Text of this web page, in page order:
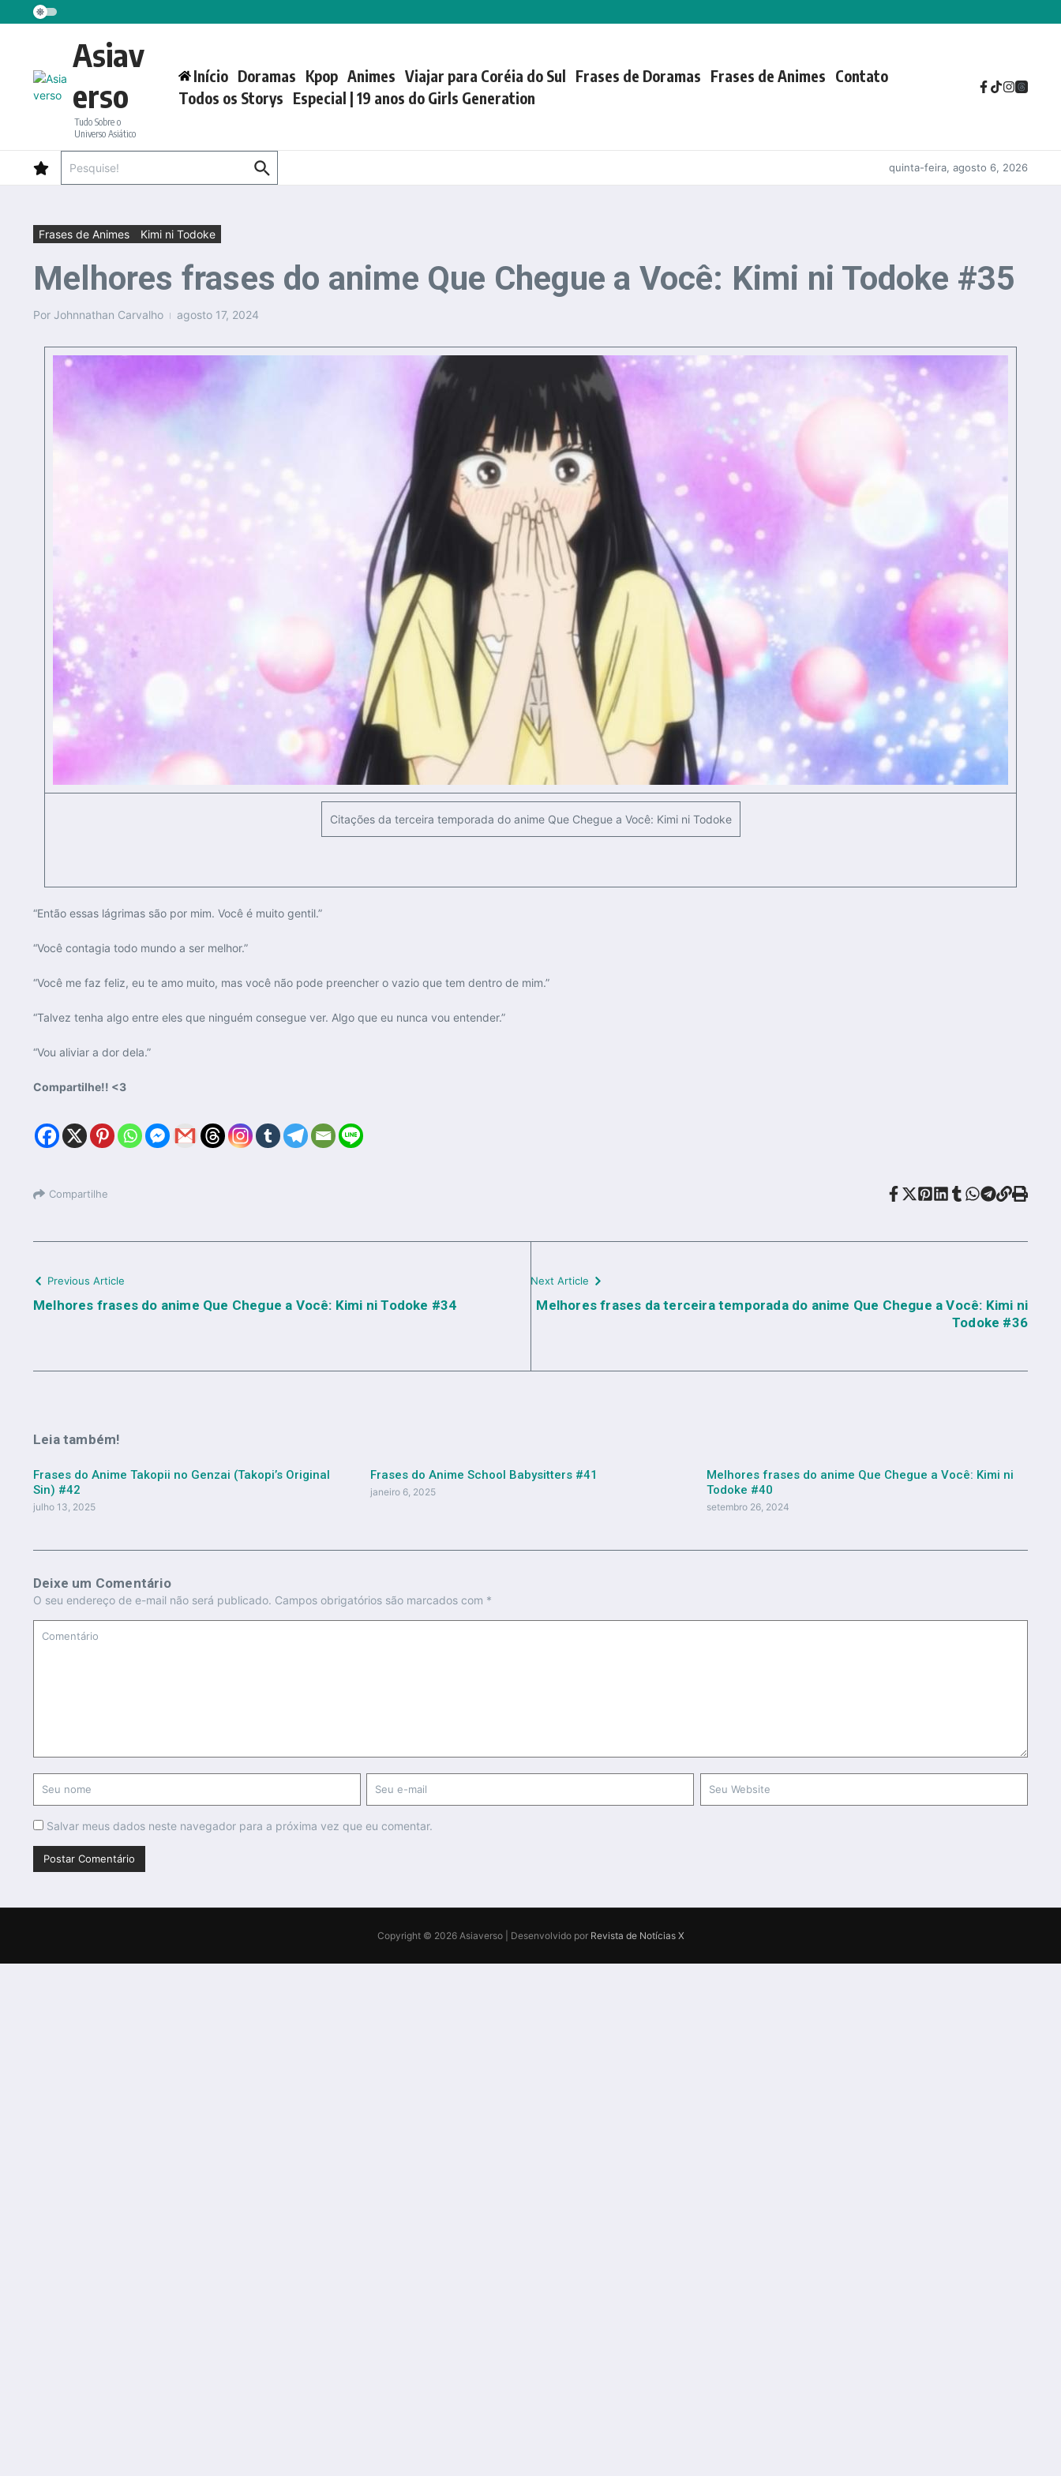
Ir para o conteúdo
Asiav
erso
Tudo Sobre o
Universo Asiático
Início Doramas Kpop Animes Viajar para Coréia do Sul Frases de Doramas Frases de Animes Contato
Todos os Storys Especial | 19 anos do Girls Generation
quinta-feira, agosto 6, 2026
Frases de Animes Kimi ni Todoke
Melhores frases do anime Que Chegue a Você: Kimi ni Todoke #35
Por Johnnathan Carvalho agosto 17, 2024
Citações da terceira temporada do anime Que Chegue a Você: Kimi ni Todoke
“Então essas lágrimas são por mim. Você é muito gentil.”
“Você contagia todo mundo a ser melhor.”
“Você me faz feliz, eu te amo muito, mas você não pode preencher o vazio que tem dentro de mim.”
“Talvez tenha algo entre eles que ninguém consegue ver. Algo que eu nunca vou entender.”
“Vou aliviar a dor dela.”
Compartilhe!! <3
Compartilhe
Previous Article
Melhores frases do anime Que Chegue a Você: Kimi ni Todoke #34
Next Article
Melhores frases da terceira temporada do anime Que Chegue a Você: Kimi ni
Todoke #36
Leia também!
Frases do Anime Takopii no Genzai (Takopi’s Original
Sin) #42
julho 13, 2025
Frases do Anime School Babysitters #41
janeiro 6, 2025
Melhores frases do anime Que Chegue a Você: Kimi ni
Todoke #40
setembro 26, 2024
Deixe um Comentário
O seu endereço de e-mail não será publicado. Campos obrigatórios são marcados com *
Salvar meus dados neste navegador para a próxima vez que eu comentar.
Copyright © 2026 Asiaverso | Desenvolvido por Revista de Notícias X